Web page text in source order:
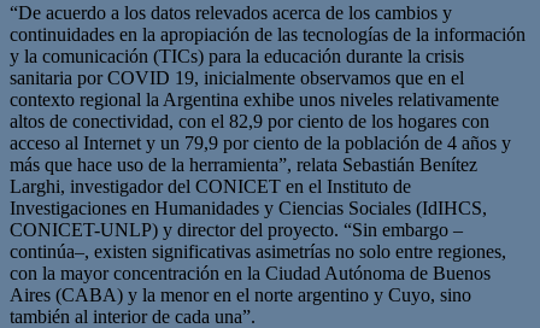
“De acuerdo a los datos relevados acerca de los cambios y
continuidades en la apropiación de las tecnologías de la información
y la comunicación (TICs) para la educación durante la crisis
sanitaria por COVID 19, inicialmente observamos que en el
contexto regional la Argentina exhibe unos niveles relativamente
altos de conectividad, con el 82,9 por ciento de los hogares con
acceso al Internet y un 79,9 por ciento de la población de 4 años y
más que hace uso de la herramienta”, relata Sebastián Benítez
Larghi, investigador del CONICET en el Instituto de
Investigaciones en Humanidades y Ciencias Sociales (IdIHCS,
CONICET-UNLP) y director del proyecto. “Sin embargo –
continúa–, existen significativas asimetrías no solo entre regiones,
con la mayor concentración en la Ciudad Autónoma de Buenos
Aires (CABA) y la menor en el norte argentino y Cuyo, sino
también al interior de cada una”.